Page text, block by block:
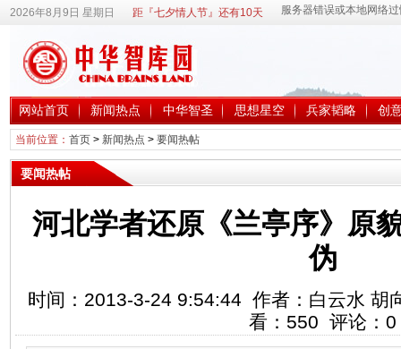
2026年8月9日 星期日 距『七夕情人节』还有10天
网站首页 新闻热点 中华智圣 思想星空 兵家韬略 创
当前位置： 首页> 新闻热点 > 要闻热帖
要闻热帖
河北学者还原《兰亭序》原
伪
时间：2013-3-24 9:54:44 作者：白云水
看： 550 评论： 0